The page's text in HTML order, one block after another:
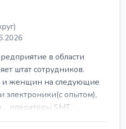
в области
штат сотрудников.
женщин на следующие
электроники(с опытом),
операторы SMT, ...